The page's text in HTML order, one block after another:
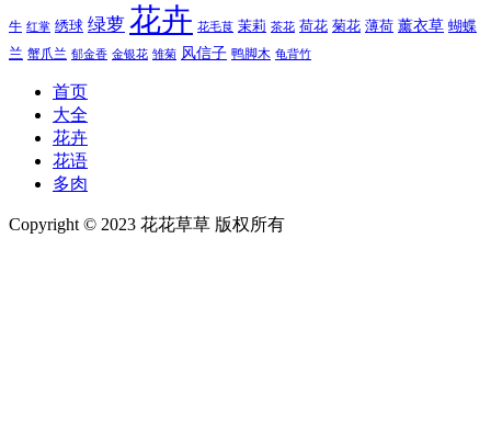
牛 红掌 绣球 绿萝 花卉 花毛茛 茉莉 茶花 荷花 菊花 薄荷 薰衣草 蝴蝶
兰 蟹爪兰 郁金香 金银花 雏菊 风信子 鸭脚木 龟背竹
首页
大全
花卉
花语
多肉
Copyright © 2023 花花草草 版权所有